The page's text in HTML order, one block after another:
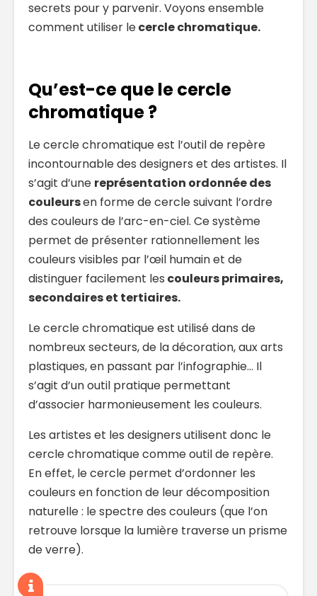
secrets pour y parvenir. Voyons ensemble
comment utiliser lecercle chromatique.
Qu’est-ce que le cercle
chromatique ?
Le cercle chromatique est l’outil de repère
incontournable des designers et des artistes. Il
s’agit d’une représentation ordonnée des
couleursen forme de cercle suivant l’ordre
des couleurs de l’arc-en-ciel. Ce système
permet de présenter rationnellement les
couleurs visibles par l’œil humain et de
distinguer facilement les couleurs primaires,
secondaires et tertiaires.
Le cercle chromatique est utilisé dans de
nombreux secteurs, de la décoration, aux arts
plastiques, en passant par l’infographie… Il
s’agit d’un outil pratique permettant
d’associer harmonieusement les couleurs.
Les artistes et les designers utilisent donc le
cercle chromatique comme outil de repère.
En effet, le cercle permet d’ordonner les
couleurs en fonction de leur décomposition
naturelle : le spectre des couleurs (que l’on
retrouve lorsque la lumière traverse un prisme
de verre).